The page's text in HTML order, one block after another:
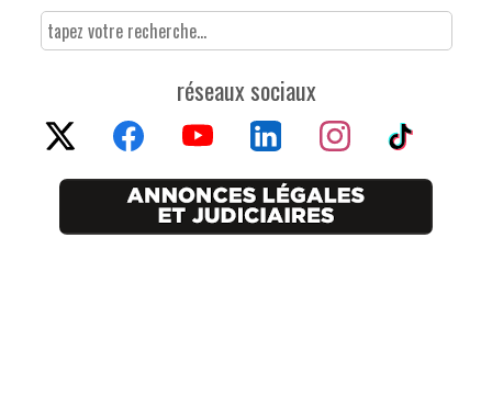
réseaux sociaux